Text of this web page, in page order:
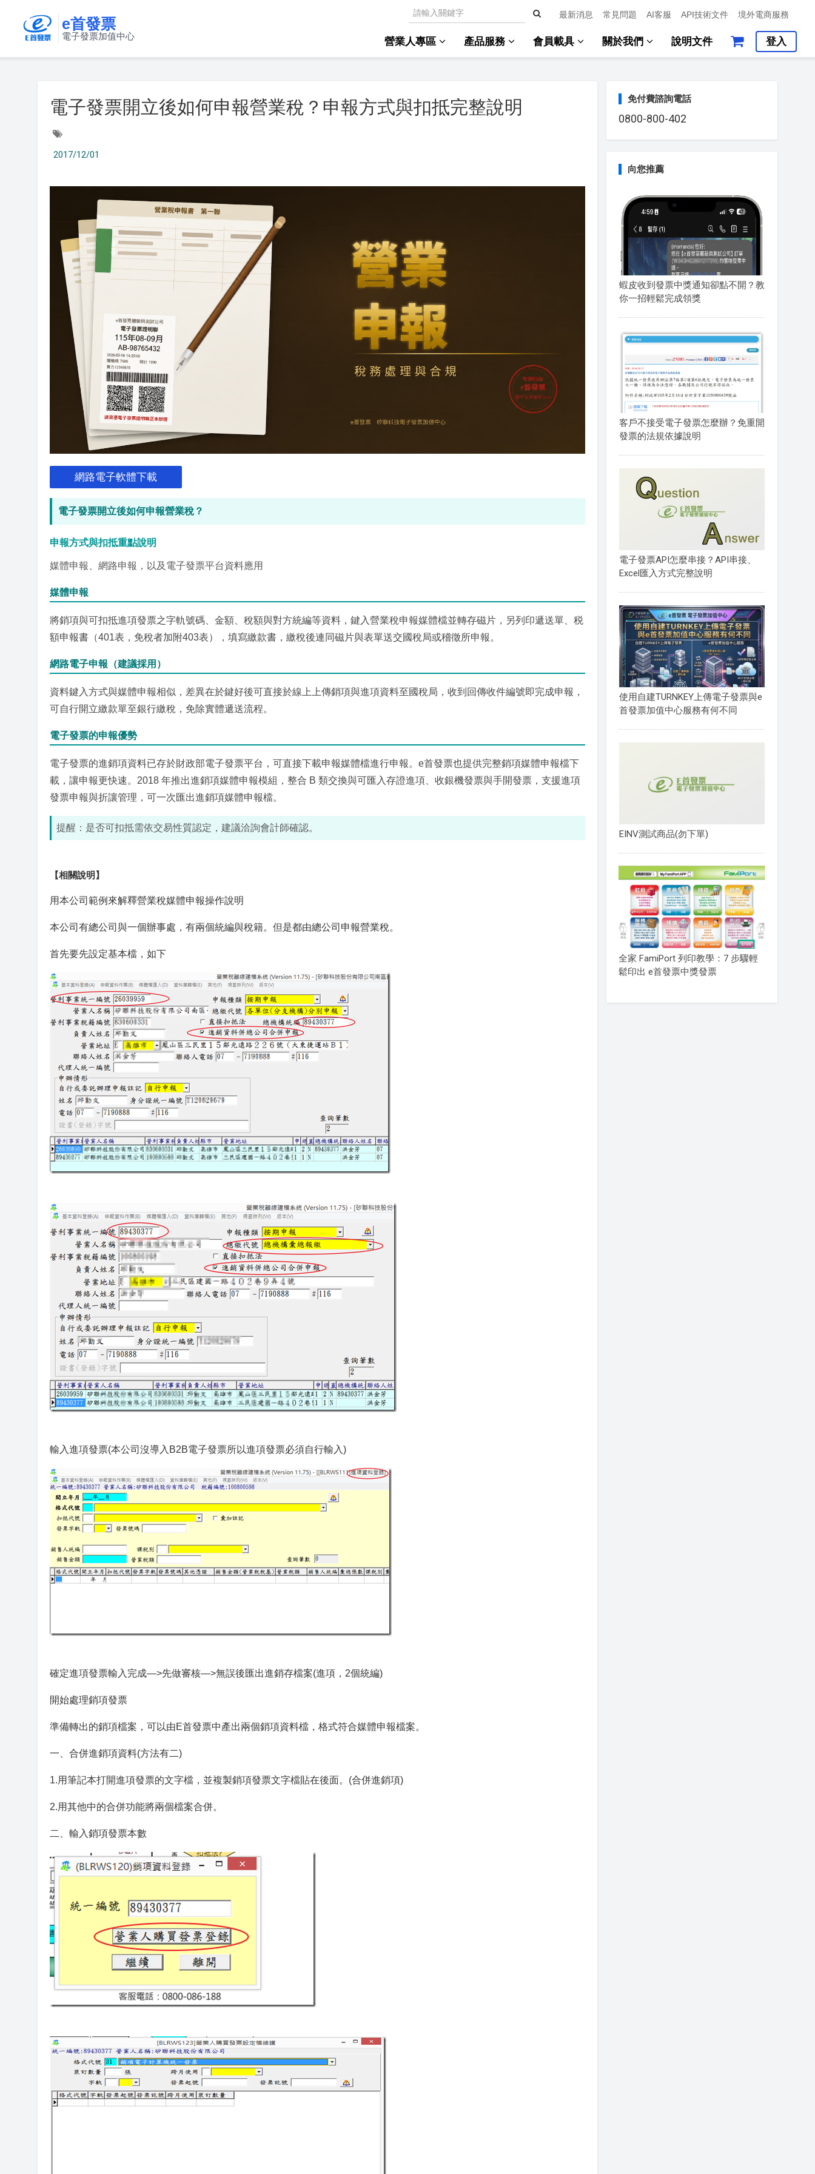
e首發票
電子發票加值中心
最新消息 常見問題 AI客服 API技術文件 境外電商服務
營業人專區 產品服務 會員載具 關於我們 說明文件 登入
電子發票開立後如何申報營業稅？申報方式與扣抵完整說明
2017/12/01
網路電子軟體下載
電子發票開立後如何申報營業稅？
申報方式與扣抵重點說明
媒體申報、網路申報，以及電子發票平台資料應用
媒體申報
將銷項與可扣抵進項發票之字軌號碼、金額、稅額與對方統編等資料，鍵入營業稅申報媒體檔並轉存磁片，另列印遞送單、税
額申報書（401表，免稅者加附403表），填寫繳款書，繳稅後連同磁片與表單送交國稅局或稽徵所申報。
網路電子申報（建議採用）
資料鍵入方式與媒體申報相似，差異在於鍵好後可直接於線上上傳銷項與進項資料至國稅局，收到回傳收件編號即完成申報，
可自行開立繳款單至銀行繳稅，免除實體遞送流程。
電子發票的申報優勢
電子發票的進銷項資料已存於財政部電子發票平台，可直接下載申報媒體檔進行申報。e首發票也提供完整銷項媒體申報檔下
載，讓申報更快速。2018 年推出進銷項媒體申報模組，整合 B 類交換與可匯入存證進項、收銀機發票與手開發票，支援進項
發票申報與折讓管理，可一次匯出進銷項媒體申報檔。
提醒：是否可扣抵需依交易性質認定，建議洽詢會計師確認。
【相關說明】
用本公司範例來解釋營業稅媒體申報操作說明
本公司有總公司與一個辦事處，有兩個統編與稅籍。但是都由總公司申報營業稅。
首先要先設定基本檔，如下
輸入進項發票(本公司沒導入B2B電子發票所以進項發票必須自行輸入)
確定進項發票輸入完成—>先做審核—>無誤後匯出進銷存檔案(進項，2個統編)
開始處理銷項發票
準備轉出的銷項檔案，可以由E首發票中產出兩個銷項資料檔，格式符合媒體申報檔案。
一、合併進銷項資料(方法有二)
1.用筆記本打開進項發票的文字檔，並複製銷項發票文字檔貼在後面。(合併進銷項)
2.用其他中的合併功能將兩個檔案合併。
二、輸入銷項發票本數
免付費諮詢電話
0800-800-402
向您推薦
蝦皮收到發票中獎通知卻點不開？教
你一招輕鬆完成領獎
客戶不接受電子發票怎麼辦？免重開
發票的法規依據說明
電子發票API怎麼串接？API串接、
Excel匯入方式完整說明
使用自建TURNKEY上傳電子發票與e
首發票加值中心服務有何不同
EINV測試商品(勿下單)
全家 FamiPort 列印教學：7 步驟輕
鬆印出 e首發票中獎發票